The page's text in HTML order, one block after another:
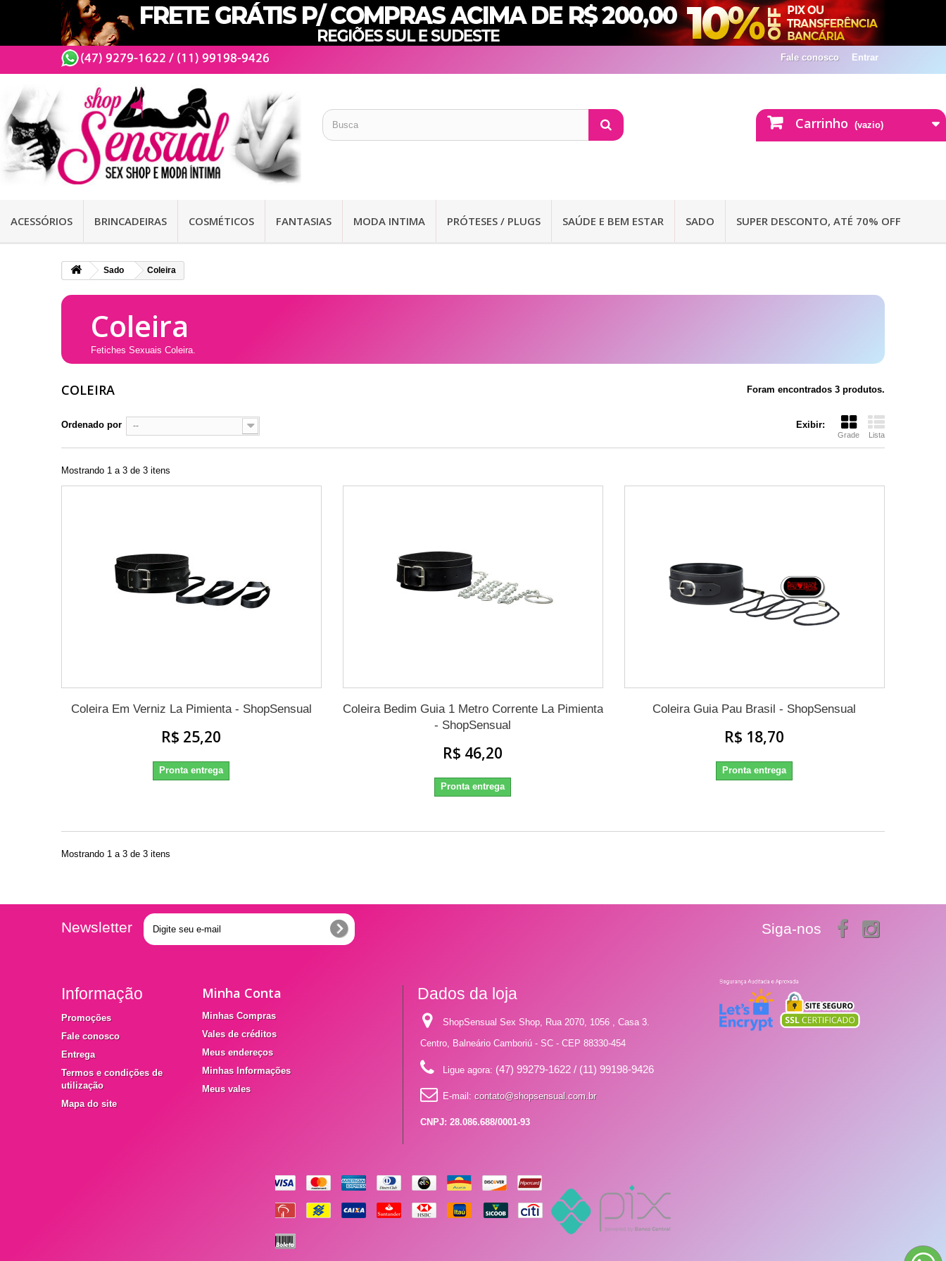
Entrar
Fale conosco
Carrinho (vazio)
ACESSÓRIOS BRINCADEIRAS COSMÉTICOS FANTASIAS MODA INTIMA PRÓTESES / PLUGS SAÚDE E BEM ESTAR SADO SUPER DESCONTO, ATÉ 70% OFF
Sado Coleira
Coleira
Fetiches Sexuais Coleira.
COLEIRA Foram encontrados 3 produtos.
Exibir:
Grade Lista
Ordenado por --
Mostrando 1 a 3 de 3 itens
Coleira Em Verniz La Pimienta - ShopSensual
R$ 25,20
Pronta entrega
Coleira Bedim Guia 1 Metro Corrente La Pimienta
- ShopSensual
R$ 46,20
Pronta entrega
Coleira Guia Pau Brasil - ShopSensual
R$ 18,70
Pronta entrega
Mostrando 1 a 3 de 3 itens
Newsletter Siga-nos
Informação
Promoções
Fale conosco
Entrega
Termos e condições de
utilização
Mapa do site
Minha Conta
Minhas Compras
Vales de créditos
Meus endereços
Minhas Informações
Meus vales
Dados da loja
ShopSensual Sex Shop, Rua 2070, 1056 , Casa 3.
Centro, Balneário Camboriú - SC - CEP 88330-454
Ligue agora: (47) 99279-1622 / (11) 99198-9426
E-mail: contato@shopsensual.com.br
CNPJ: 28.086.688/0001-93